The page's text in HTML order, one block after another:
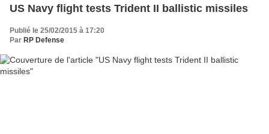
US Navy flight tests Trident II ballistic missiles
Publié le 25/02/2015 à 17:20
Par RP Defense